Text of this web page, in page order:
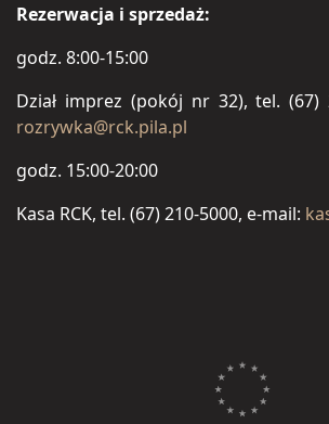
Rezerwacja i sprzedaż:
godz. 8:00-15:00
Dział imprez (pokój nr 32), tel. (67)
rozrywka@rck.pila.pl
godz. 15:00-20:00
Kasa RCK, tel. (67) 210-5000, e-mail: